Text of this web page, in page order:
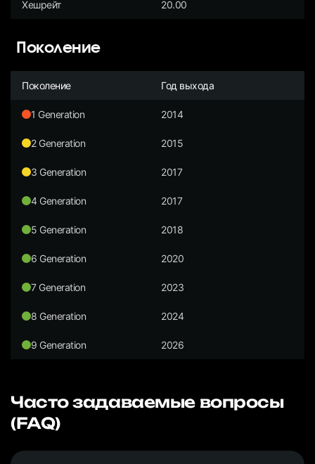
Хешрейт 20.00
Поколение
Поколение Год выхода
1 Generation 2014
2 Generation 2015
3 Generation 2017
4 Generation 2017
5 Generation 2018
6 Generation 2020
7 Generation 2023
8 Generation 2024
9 Generation 2026
Часто задаваемые вопросы
(FAQ)